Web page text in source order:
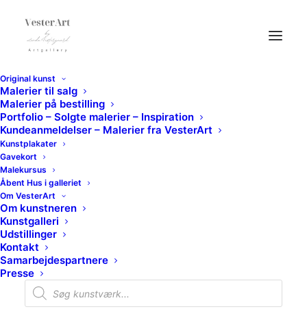
Original kunst
Malerier til salg
Malerier på bestilling
Portfolio – Solgte malerier – Inspiration
Kundeanmeldelser – Malerier fra VesterArt
Kunstplakater
Gavekort
Malekursus
Åbent Hus i galleriet
Om VesterArt
Om kunstneren
Kunstgalleri
Udstillinger
Kontakt
Samarbejdespartnere
Presse
Products
search
Mixed Media